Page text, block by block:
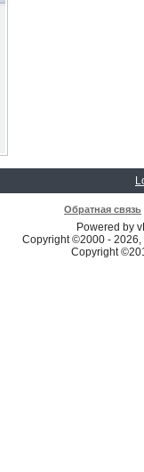
Обратная связь
Powered by
Copyright ©2000 -
Copyright